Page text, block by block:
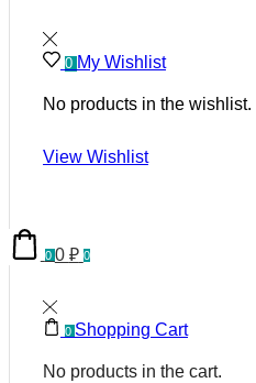
0 My Wishlist
No products in the wishlist.
View Wishlist
0 0 ₽ 0
0 Shopping Cart
No products in the cart.